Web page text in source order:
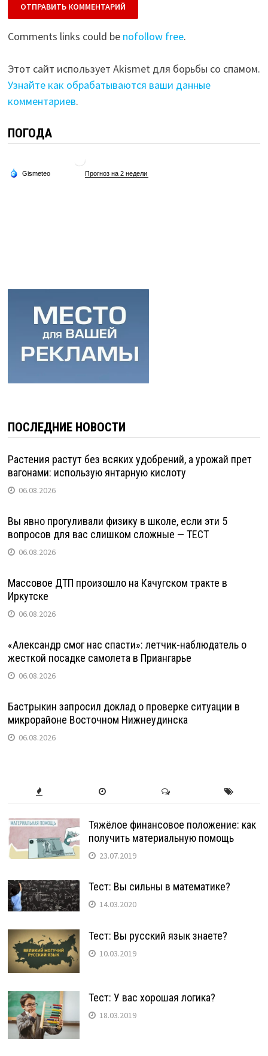
Comments links could be nofollow free.
Этот сайт использует Akismet для борьбы со спамом.
Узнайте как обрабатываются ваши данные
комментариев.
ПОГОДА
ПОСЛЕДНИЕ НОВОСТИ
Растения растут без всяких удобрений, а урожай прет
вагонами: использую янтарную кислоту
06.08.2026
Вы явно прогуливали физику в школе, если эти 5
вопросов для вас слишком сложные — ТЕСТ
06.08.2026
Массовое ДТП произошло на Качугском тракте в
Иркутске
06.08.2026
«Александр смог нас спасти»: летчик-наблюдатель о
жесткой посадке самолета в Приангарье
06.08.2026
Бастрыкин запросил доклад о проверке ситуации в
микрорайоне Восточном Нижнеудинска
06.08.2026
Тяжёлое финансовое положение: как
получить материальную помощь
23.07.2019
Тест: Вы сильны в математике?
14.03.2020
Тест: Вы русский язык знаете?
10.03.2019
Тест: У вас хорошая логика?
18.03.2019